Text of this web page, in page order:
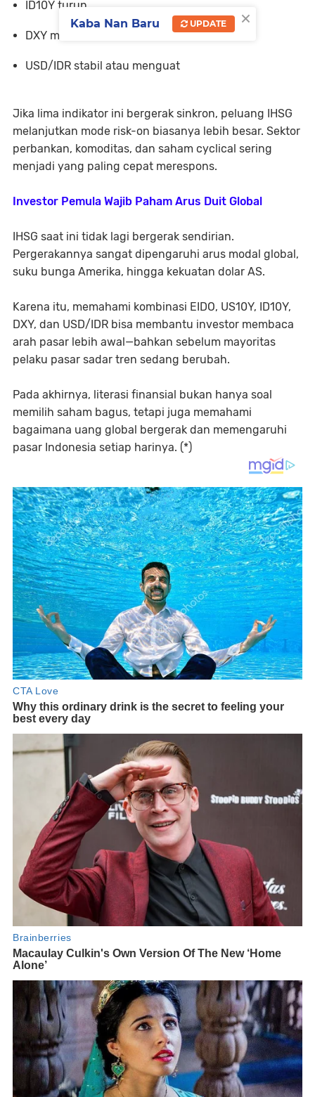
ID10Y turun
DXY melemah
USD/IDR stabil atau menguat
Jika lima indikator ini bergerak sinkron, peluang IHSG
melanjutkan mode risk-on biasanya lebih besar. Sektor
perbankan, komoditas, dan saham cyclical sering
menjadi yang paling cepat merespons.
Investor Pemula Wajib Paham Arus Duit Global
IHSG saat ini tidak lagi bergerak sendirian.
Pergerakannya sangat dipengaruhi arus modal global,
suku bunga Amerika, hingga kekuatan dolar AS.
Karena itu, memahami kombinasi EIDO, US10Y, ID10Y,
DXY, dan USD/IDR bisa membantu investor membaca
arah pasar lebih awal—bahkan sebelum mayoritas
pelaku pasar sadar tren sedang berubah.
Pada akhirnya, literasi finansial bukan hanya soal
memilih saham bagus, tetapi juga memahami
bagaimana uang global bergerak dan memengaruhi
pasar Indonesia setiap harinya. (*)
×
Kaba Nan Baru UPDATE